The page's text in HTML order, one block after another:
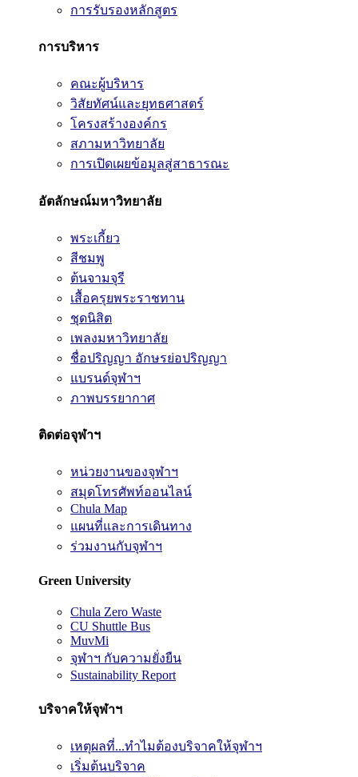
การรับรองหลักสูตร
การบริหาร
คณะผู้บริหาร
วิสัยทัศน์และยุทธศาสตร์
โครงสร้างองค์กร
สภามหาวิทยาลัย
การเปิดเผยข้อมูลสู่สาธารณะ
อัตลักษณ์มหาวิทยาลัย
พระเกี้ยว
สีชมพู
ต้นจามจุรี
เสื้อครุยพระราชทาน
ชุดนิสิต
เพลงมหาวิทยาลัย
ชื่อปริญญา อักษรย่อปริญญา
แบรนด์จุฬาฯ
ภาพบรรยากาศ
ติดต่อจุฬาฯ
หน่วยงานของจุฬาฯ
สมุดโทรศัพท์ออนไลน์
Chula Map
แผนที่และการเดินทาง
ร่วมงานกับจุฬาฯ
Green University
Chula Zero Waste
CU Shuttle Bus
MuvMi
จุฬาฯ กับความยั่งยืน
Sustainability Report
บริจาคให้จุฬาฯ
เหตุผลที่...ทำไมต้องบริจาคให้จุฬาฯ
เริ่มต้นบริจาค